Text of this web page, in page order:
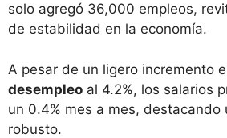
solo agregó 36,000 empleos,
de estabilidad en la economía.
A pesar de un ligero incremento
desempleo al 4.2%, los salarios
un 0.4% mes a mes, destacando
robusto.